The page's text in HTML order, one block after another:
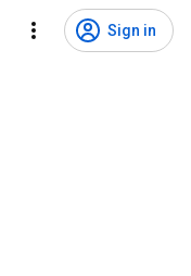
Sign in